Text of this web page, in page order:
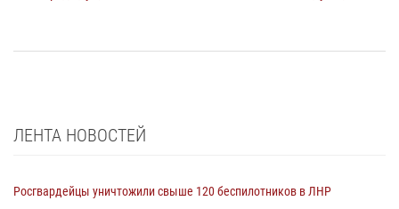
ЛЕНТА НОВОСТЕЙ
Росгвардейцы уничтожили свыше 120 беспилотников в ЛНР